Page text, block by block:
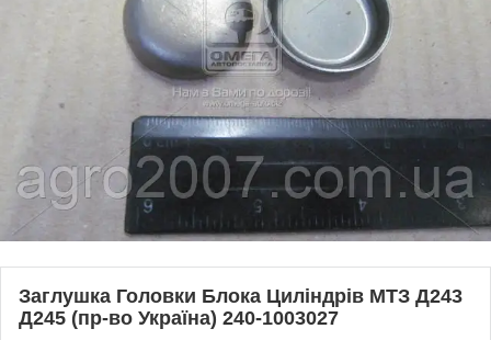
Заглушка Головки Блока Циліндрів МТЗ Д243
Д245 (пр-во Україна) 240-1003027